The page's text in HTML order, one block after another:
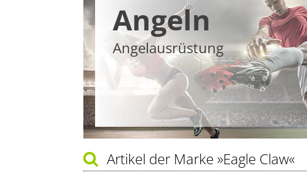
Angeln
Angelausrüstung
Artikel der Marke »Eagle Claw«